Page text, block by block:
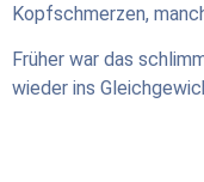
Kopfschmerzen,
Früher war das
wieder ins